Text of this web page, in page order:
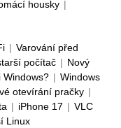
housky |
| Varování před
počítač | Nový
Windows? | Windows
otevírání pračky |
| iPhone 17 | VLC
Linux